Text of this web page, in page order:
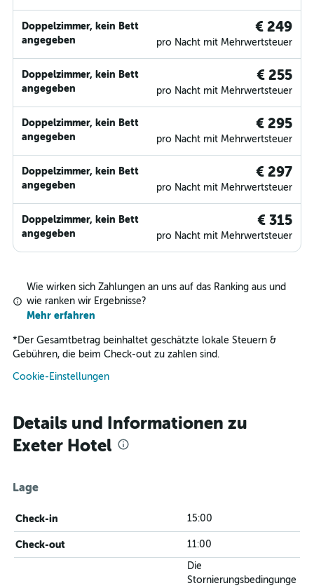
Doppelzimmer, kein Bett
angegeben
€ 249
pro Nacht mit Mehrwertsteuer
Doppelzimmer, kein Bett
angegeben
€ 255
pro Nacht mit Mehrwertsteuer
Doppelzimmer, kein Bett
angegeben
€ 295
pro Nacht mit Mehrwertsteuer
Doppelzimmer, kein Bett
angegeben
€ 297
pro Nacht mit Mehrwertsteuer
Doppelzimmer, kein Bett
angegeben
€ 315
pro Nacht mit Mehrwertsteuer
Wie wirken sich Zahlungen an uns auf das Ranking aus und
wie ranken wir Ergebnisse?
Mehr erfahren
* Der Gesamtbetrag beinhaltet geschätzte lokale Steuern &
Gebühren, die beim Check-out zu zahlen sind.
Cookie-Einstellungen
Details und Informationen zu
Exeter Hotel
Lage
Check-in 15:00
Check-out 11:00
Die
Stornierungsbedingunge